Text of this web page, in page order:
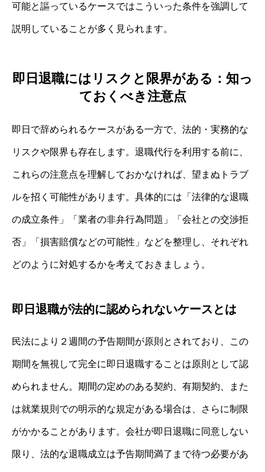
可能と謳っているケースではこういった条件を強調して
説明していることが多く見られます。
即日退職にはリスクと限界がある：知っ
ておくべき注意点
即日で辞められるケースがある一方で、法的・実務的な
リスクや限界も存在します。退職代行を利用する前に、
これらの注意点を理解しておかなければ、望まぬトラブ
ルを招く可能性があります。具体的には「法律的な退職
の成立条件」「業者の非弁行為問題」「会社との交渉拒
否」「損害賠償などの可能性」などを整理し、それぞれ
どのように対処するかを考えておきましょう。
即日退職が法的に認められないケースとは
民法により２週間の予告期間が原則とされており、この
期間を無視して完全に即日退職することは原則として認
められません。期間の定めのある契約、有期契約、また
は就業規則での明示的な規定がある場合は、さらに制限
がかかることがあります。会社が即日退職に同意しない
限り、法的な退職成立は予告期間満了まで待つ必要があ